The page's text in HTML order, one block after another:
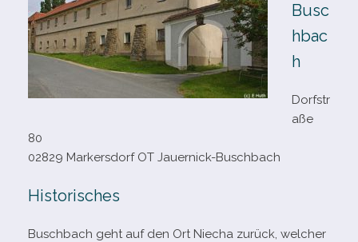
Busc
hbac
h
Dorfstr
aße
80
02829 Markersdorf OT Jauernick-Buschbach
Historisches
Buschbach geht auf den Ort Niecha zurück, wel­cher